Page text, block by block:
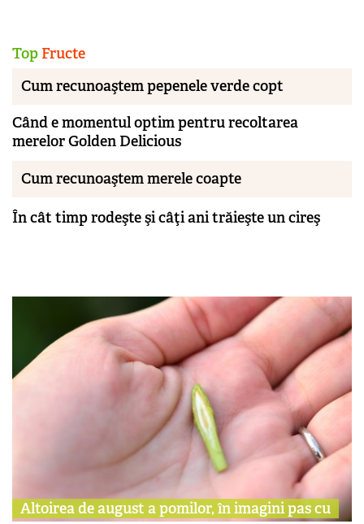
Top Fructe
Cum recunoaştem pepenele verde copt
Când e momentul optim pentru recoltarea
merelor Golden Delicious
Cum recunoaştem merele coapte
În cât timp rodeşte şi câţi ani trăieşte un cireş
Altoirea de august a pomilor, în imagini pas cu